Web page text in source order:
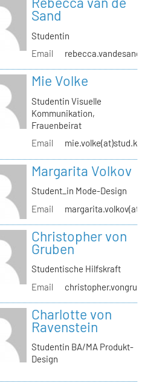
Sand
Studentin
Email
Mie Volke
Studentin Visuelle
Kommunikation,
Frauenbeirat
Email
Margarita Volkov
Student_in Mode-Design
Email
Christopher von
Gruben
Studentische Hilfskraft
Email
Charlotte von
Ravenstein
Studentin BA/MA Produkt-
Design